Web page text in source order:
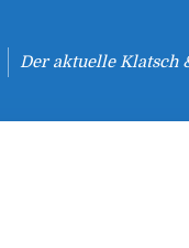
Der aktuelle Klatsch